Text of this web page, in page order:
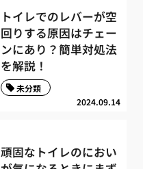
トイレでのレバーが空
回りする原因はチェー
ンにあり？簡単対処法
を解説！
2024.09.14
未分類
頑固なトイレのにおい